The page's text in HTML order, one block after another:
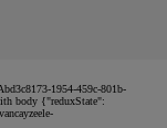
1954-459c-801b-
body {"reduxState":